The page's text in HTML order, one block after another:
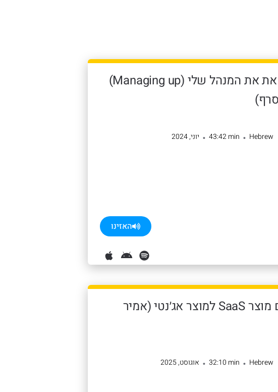
258: איך לנהל את את המנהל שלי (Managing up)
Hebrew
•
43:42 min
• יוני, 2024
האזינו
41: איך הופכים מוצר SaaS למוצר אג׳נטי (אמיר
Hebrew
•
32:10 min
• אוגוסט, 2025